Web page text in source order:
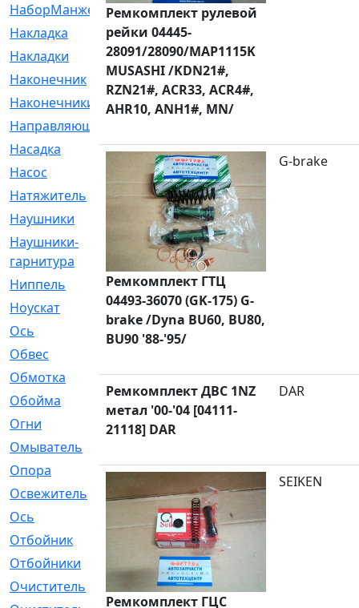
НаборМанжетГТЦ
[33]
Накладка
[51]
Накладки
[1]
Наконечник
[743]
Наконечники
[119]
Направляющая
Насадка
[16]
Насос
[356]
Натяжитель
[125]
Наушники
[8]
Наушники-
гарнитура
[2]
Ниппель
[1]
Ноускат
[53]
Оcь
[2]
Обвес
Обмотка
[4]
Обойма
[14]
Огни
[1]
Омыватель
Опора
[1]
Освежитель
[1]
Ось
[4]
Отбойник
[287]
Отбойники
[80]
Очиститель
[15]
Ремкомплект рулевой
рейки 04445-
28091/28090/MAP1115K
MUSASHI /KDN21#,
RZN21#, ACR33, ACR4#,
AHR10, ANH1#, MN/
Ремкомплект ГТЦ
04493-36070 (GK-175) G-
brake /Dyna BU60, BU80,
BU90 '88-'95/
G-brake
Ремкомплект ДВС 1NZ
метал '00-'04 [04111-
21118] DAR
DAR
Ремкомплект ГЦС
SEIKEN